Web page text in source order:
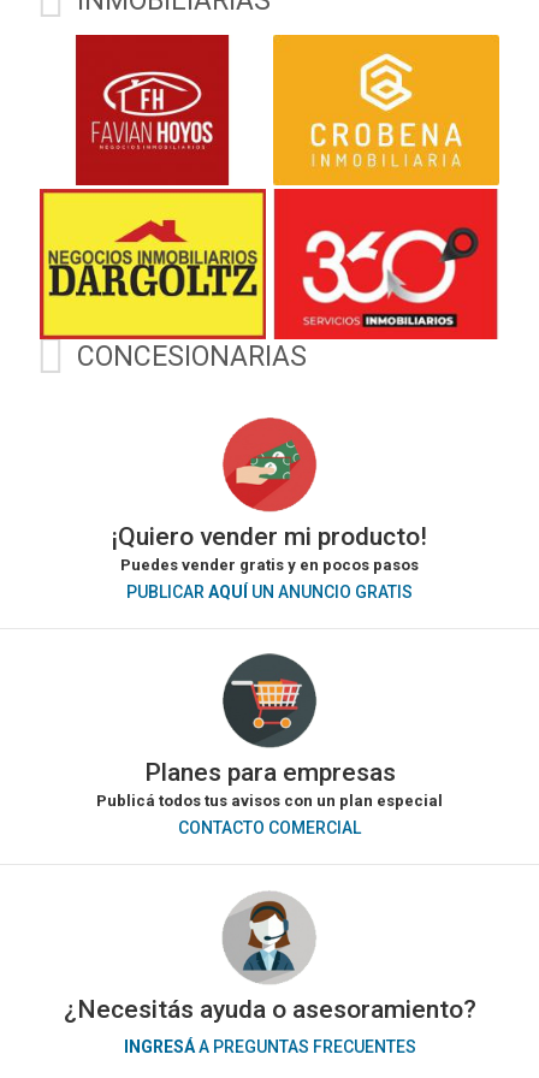
$
https://wa.me/543854205568
) Descubrí más en
Seguinos en
Instagram.com/mallorca.automóviles
y Facebook: Mallorca
Automóviles
CONCESIONARIAS
¡Quiero vender mi producto!
Puedes vender gratis y en pocos pasos
PUBLICAR AQUÍ UN ANUNCIO GRATIS
Planes para empresas
Publicá todos tus avisos con un plan especial
CONTACTO COMERCIAL
¿Necesitás ayuda o asesoramiento?
INGRESÁA PREGUNTAS FRECUENTES